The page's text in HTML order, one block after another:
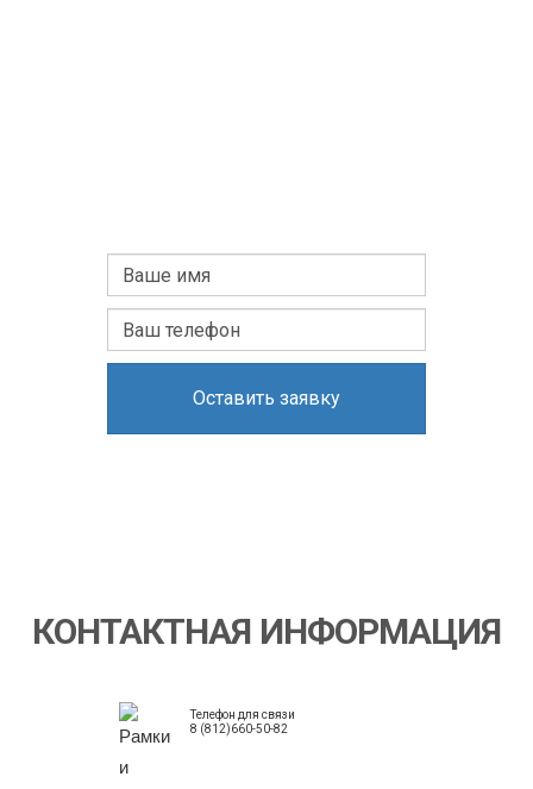
Оставить заявку
КОНТАКТНАЯ ИНФОРМАЦИЯ
Телефон для связи
8 (812)660-50-82